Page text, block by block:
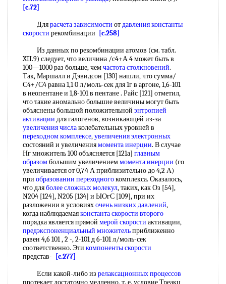
[c.72]
Длярасчета зависимости отдавления константы
скорости рекомбинации
[c.258]
Из данных по рекомбинации атомов (см. табл.
XII.9) следует, что величина /с4+А 4 может быть в
100—1000 раз больше, чемчастота столкновений.
Так, Маршалл и Дэвидсон [130] нашли, что сумма/
С4+/С4 равна 1,1 0 л/моль-сек для 1г в аргоне, 1,6-101
в неопентане и 1,8-101 в пентане . Райс [121] отметил,
что такие аномально большие величины могут быть
объяснены большой положительной энтропией
активации для галогенов, возникающей из-за
увеличения числаколебательных уровней в
переходном комплексе,увеличения электронных
состояний и увеличениямомента инерции. В случае
Нг множитель 100 объясняется [121а] главным
образомбольшим увеличениеммомента инерции (го
увеличивается от 0,74 А приблизительно до 4,2 А)
при образовании переходногокомплекса. Оказалось,
что дляболее сложных молекул, таких, как Оз [54],
N204 [124], N205 [134] и ЫОгС [109], при их
разложении в условияхочень низких давлений,
когда наблюдаемаяконстанта скорости второго
порядка является прямой мерой скорости активации,
предэкспоненциальный множительприближенно
равен 4,6 101 , 2 -, 2-101 д 6-101 л/моль-сек
соответственно. Эти компоненты скорости
представ-
[c.277]
Если какой-либо из релаксационных процессов
протекает достаточно медленно, т. е. условие Треакц